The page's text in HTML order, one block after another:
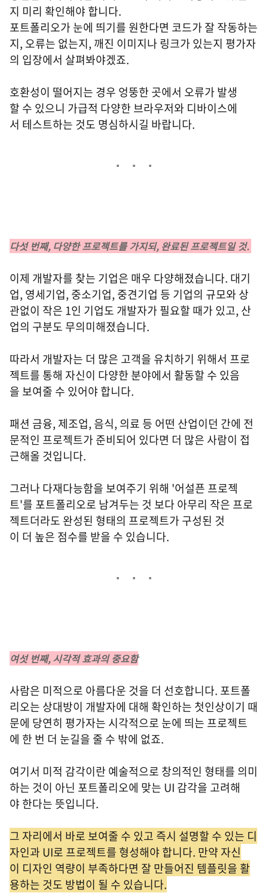
지 미리 확인해야 합니다.
포트폴리오가 눈에 띄기를 원한다면 코드가 잘 작동하는
지, 오류는 없는지, 깨진 이미지나 링크가 있는지 평가자
의 입장에서 살펴봐야겠죠.
호환성이 떨어지는 경우 엉뚱한 곳에서 오류가 발생
할 수 있으니 가급적 다양한 브라우저와 디바이스에
서 테스트하는 것도 명심하시길 바랍니다.
다섯 번째, 다양한 프로젝트를 가지되, 완료된 프로젝트일 것.
이제 개발자를 찾는 기업은 매우 다양해졌습니다. 대기
업, 영세기업, 중소기업, 중견기업 등 기업의 규모와 상
관없이 작은 1인 기업도 개발자가 필요할 때가 있고, 산
업의 구분도 무의미해졌습니다.
따라서 개발자는 더 많은 고객을 유치하기 위해서 프로
젝트를 통해 자신이 다양한 분야에서 활동할 수 있음
을 보여줄 수 있어야 합니다.
패션 금융, 제조업, 음식, 의료 등 어떤 산업이던 간에 전
문적인 프로젝트가 준비되어 있다면 더 많은 사람이 접
근해올 것입니다.
그러나 다재다능함을 보여주기 위해 '어설픈 프로젝
트'를 포트폴리오로 남겨두는 것 보다 아무리 작은 프로
젝트더라도 완성된 형태의 프로젝트가 구성된 것
이 더 높은 점수를 받을 수 있습니다.
여섯 번째, 시각적 효과의 중요함
사람은 미적으로 아름다운 것을 더 선호합니다. 포트폴
리오는 상대방이 개발자에 대해 확인하는 첫인상이기 때
문에 당연히 평가자는 시각적으로 눈에 띄는 프로젝트
에 한 번 더 눈길을 줄 수 밖에 없죠.
여기서 미적 감각이란 예술적으로 창의적인 형태를 의미
하는 것이 아닌 포트폴리오에 맞는 UI 감각을 고려해
야 한다는 뜻입니다.
그 자리에서 바로 보여줄 수 있고 즉시 설명할 수 있는 디
자인과 UI로 프로젝트를 형성해야 합니다. 만약 자신
이 디자인 역량이 부족하다면 잘 만들어진 템플릿을 활
용하는 것도 방법이 될 수 있습니다.